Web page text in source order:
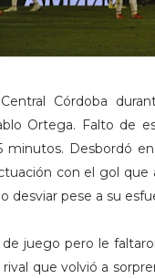
Córdoba
Ortega. Falto de
minutos. Desbordó
con el gol
desviar pese a su
juego pero le
que volvió a